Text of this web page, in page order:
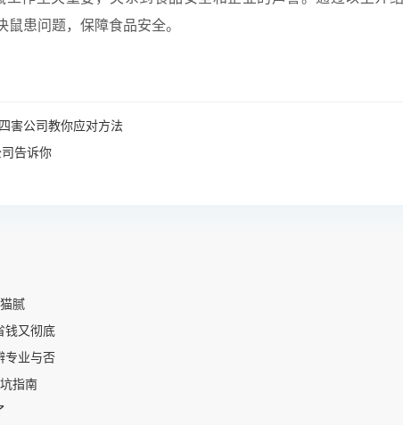
患问题，保障食品安全。
害公司教你应对方法
告诉你
腻
钱又彻底
专业与否
指南